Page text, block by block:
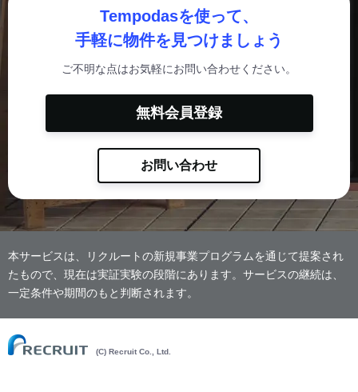
Tempodasを使って、
手軽に物件を見つけましょう
ご不明な点はお気軽にお問い合わせください。
無料会員登録
お問い合わせ
本サービスは、リクルートの新規事業プログラムを通じて提案され
たもので、現在は実証実験の段階にあります。サービスの継続は、
一定条件や期間のもと判断されます。
(C) Recruit Co., Ltd.